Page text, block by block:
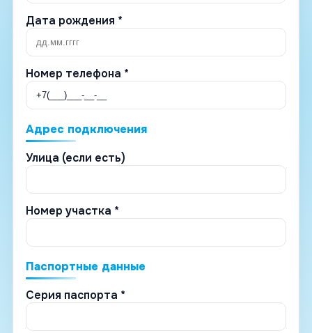
Дата рождения *
Номер телефона *
Адрес подключения
Улица (если есть)
Номер участка *
Паспортные данные
Серия паспорта *